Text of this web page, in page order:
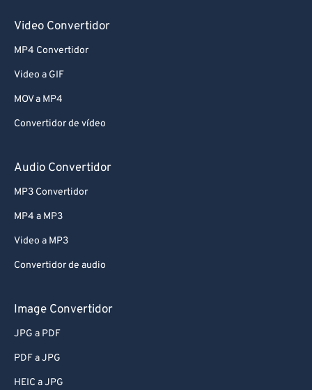
Video Convertidor
MP4 Convertidor
Video a GIF
MOV a MP4
Convertidor de vídeo
Audio Convertidor
MP3 Convertidor
MP4 a MP3
Video a MP3
Convertidor de audio
Image Convertidor
JPG a PDF
PDF a JPG
HEIC a JPG